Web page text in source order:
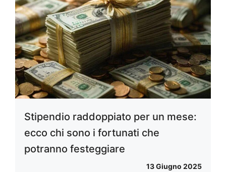
Stipendio raddoppiato per un mese:
ecco chi sono i fortunati che
potranno festeggiare
13 Giugno 2025